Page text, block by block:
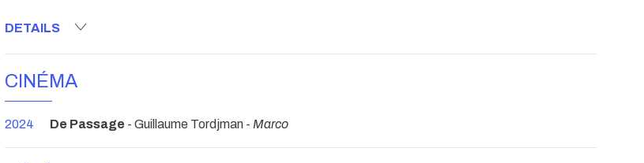
DETAILS
CINÉMA
2024 De Passage - Guillaume Tordjman - Marco